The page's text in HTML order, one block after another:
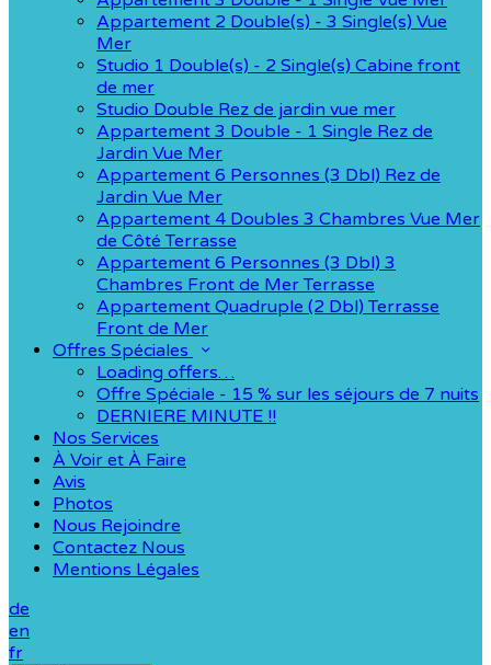
Appartement 2 Double(s) - 3 Single(s) Vue
Mer
Studio 1 Double(s) - 2 Single(s) Cabine front
de mer
Studio Double Rez de jardin vue mer
Appartement 3 Double - 1 Single Rez de
Jardin Vue Mer
Appartement 6 Personnes (3 Dbl) Rez de
Jardin Vue Mer
Appartement 4 Doubles 3 Chambres Vue Mer
de Côté Terrasse
Appartement 6 Personnes (3 Dbl) 3
Chambres Front de Mer Terrasse
Appartement Quadruple (2 Dbl) Terrasse
Front de Mer
Offres Spéciales
Loading offers…
Offre Spéciale - 15 % sur les séjours de 7 nuits
DERNIERE MINUTE !!
Nos Services
À Voir et À Faire
Avis
Photos
Nous Rejoindre
Contactez Nous
Mentions Légales
de
en
fr